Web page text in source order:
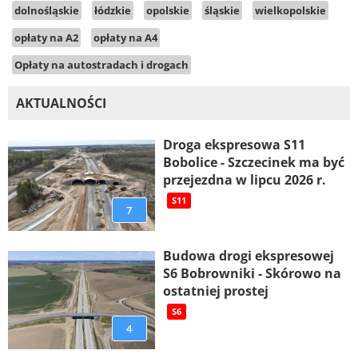
dolnośląskie łódzkie opolskie śląskie
wielkopolskie
opłaty na A2
opłaty na A4
Opłaty na autostradach i drogach
AKTUALNOŚCI
7
Droga ekspresowa S11
Bobolice - Szczecinek ma być
przejezdna w lipcu 2026 r.
S11
4
Budowa drogi ekspresowej
S6 Bobrowniki - Skórowo na
ostatniej prostej
S6